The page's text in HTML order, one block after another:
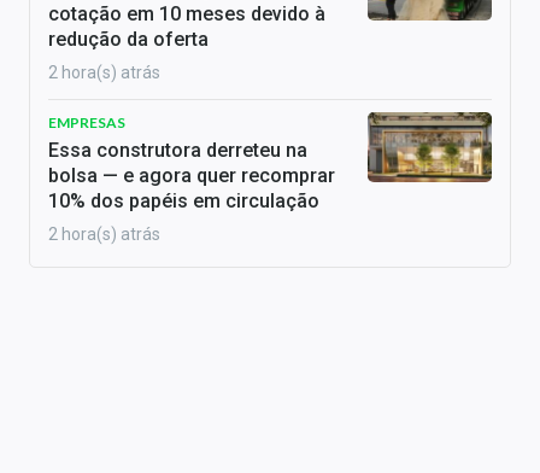
cotação em 10 meses devido à
redução da oferta
2 hora(s) atrás
EMPRESAS
Essa construtora derreteu na
bolsa — e agora quer recomprar
10% dos papéis em circulação
2 hora(s) atrás